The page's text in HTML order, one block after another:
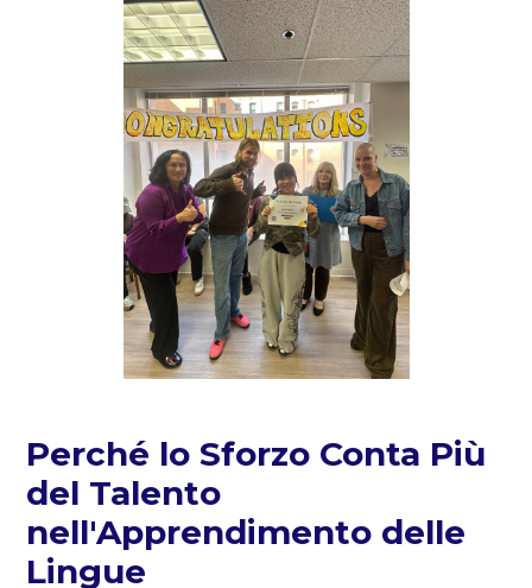
Perché lo Sforzo Conta Più
del Talento
nell'Apprendimento delle
Lingue